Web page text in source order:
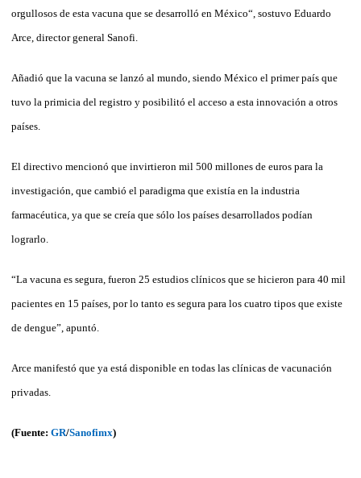
orgullosos de esta vacuna que se desarrolló en México“, sostuvo Eduardo
Arce, director general Sanofi.
Añadió que la vacuna se lanzó al mundo, siendo México el primer país que
tuvo la primicia del registro y posibilitó el acceso a esta innovación a otros
países.
El directivo mencionó que invirtieron mil 500 millones de euros para la
investigación, que cambió el paradigma que existía en la industria
farmacéutica, ya que se creía que sólo los países desarrollados podían
lograrlo.
“La vacuna es segura, fueron 25 estudios clínicos que se hicieron para 40 mil
pacientes en 15 países, por lo tanto es segura para los cuatro tipos que existe
de dengue”, apuntó.
Arce manifestó que ya está disponible en todas las clínicas de vacunación
privadas.
(Fuente: GR/Sanofimx)